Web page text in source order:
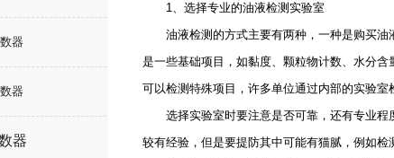
器
器
器
1、选择专业的油液检测实验室
油液检测的方式主要有两种，一种是购买油
是一些基础项目，如黏度、颗粒物计数、水分
可以检测特殊项目，许多单位通过内部的实验室
选择实验室时要注意是否可靠，还有专业程
较有经验，但是要提防其中可能有猫腻，例如